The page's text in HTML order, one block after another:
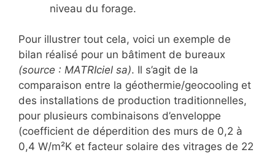
niveau du forage.
Pour illustrer tout cela, voici un exemple de
bilan réalisé pour un bâtiment de bureaux
(source : MATRIciel sa). Il s’agit de la
comparaison entre la géothermie/geocooling et
des installations de production traditionnelles,
pour plusieurs combinaisons d’enveloppe
(coefficient de déperdition des murs de 0,2 à
0,4 W/m²K et facteur solaire des vitrages de 22